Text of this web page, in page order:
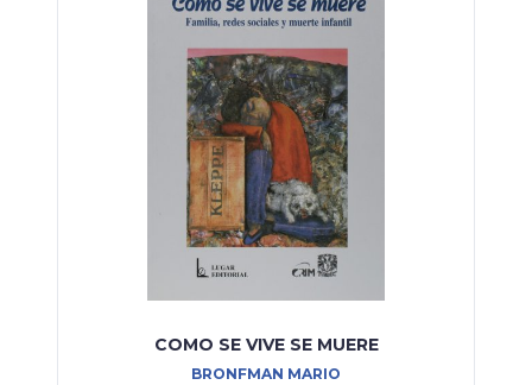
COMO SE VIVE SE MUERE
BRONFMAN MARIO